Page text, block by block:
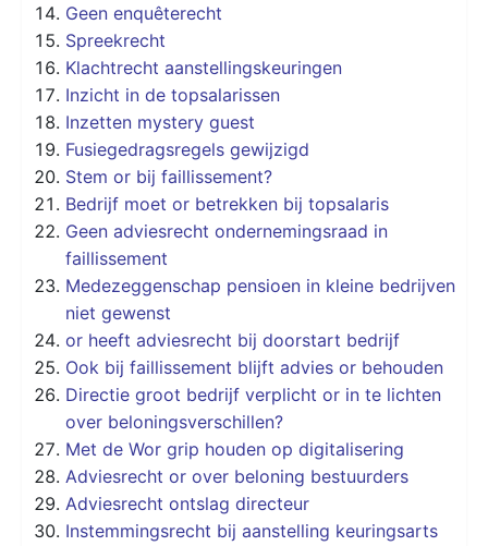
Geen enquêterecht
Spreekrecht
Klachtrecht aanstellingskeuringen
Inzicht in de topsalarissen
Inzetten mystery guest
Fusiegedragsregels gewijzigd
Stem or bij faillissement?
Bedrijf moet or betrekken bij topsalaris
Geen adviesrecht ondernemingsraad in
faillissement
Medezeggenschap pensioen in kleine bedrijven
niet gewenst
or heeft adviesrecht bij doorstart bedrijf
Ook bij faillissement blijft advies or behouden
Directie groot bedrijf verplicht or in te lichten
over beloningsverschillen?
Met de Wor grip houden op digitalisering
Adviesrecht or over beloning bestuurders
Adviesrecht ontslag directeur
Instemmingsrecht bij aanstelling keuringsarts